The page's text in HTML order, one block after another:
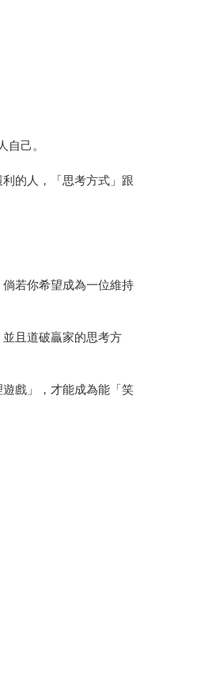
己。
的人，「思考方式」跟
若你希望成為一位維持
且道破贏家的思考方
戲」，才能成為能「笑